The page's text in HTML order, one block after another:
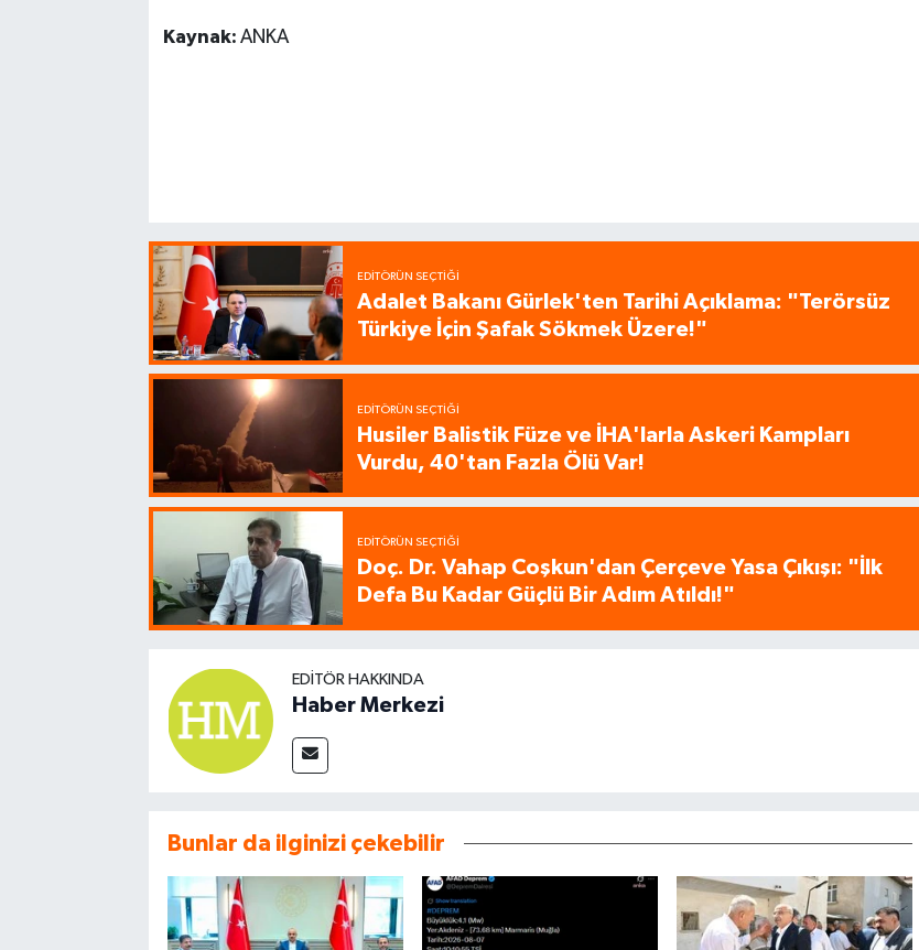
Kaynak: ANKA
EDITÖRÜN SEÇTIĞI
Adalet Bakanı Gürlek'ten Tarihi Açıklama: "Terörsüz
Türkiye İçin Şafak Sökmek Üzere!"
EDITÖRÜN SEÇTIĞI
Husiler Balistik Füze ve İHA'larla Askeri Kampları
Vurdu, 40'tan Fazla Ölü Var!
EDITÖRÜN SEÇTIĞI
Doç. Dr. Vahap Coşkun'dan Çerçeve Yasa Çıkışı: "İlk
Defa Bu Kadar Güçlü Bir Adım Atıldı!"
EDITÖR HAKKINDA
Haber Merkezi
Bunlar da ilginizi çekebilir